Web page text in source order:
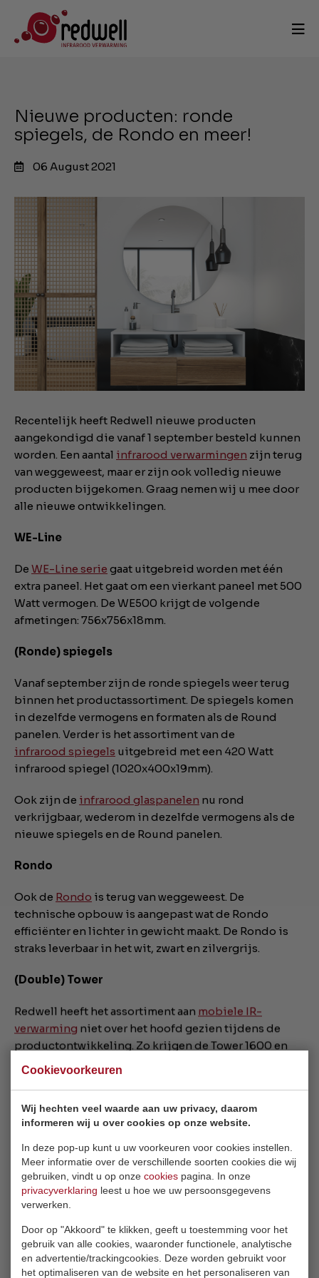
Cookievoorkeuren
Wij hechten veel waarde aan uw privacy, daarom
informeren wij u over cookies op onze website.
In deze pop-up kunt u uw voorkeuren voor cookies instellen.
Meer informatie over de verschillende soorten cookies die wij
gebruiken, vindt u op onze cookies pagina. In onze
privacyverklaring leest u hoe we uw persoonsgegevens
verwerken.
Door op "Akkoord" te klikken, geeft u toestemming voor het
gebruik van alle cookies, waaronder functionele, analytische
en advertentie/trackingcookies. Deze worden gebruikt voor
het optimaliseren van de website en het personaliseren van
Nieuwe producten: ronde
spiegels, de Rondo en meer!
06 August 2021
Recentelijk heeft Redwell nieuwe producten
aangekondigd die vanaf 1 september besteld kunnen
worden. Een aantal infrarood verwarmingen zijn terug
van weggeweest, maar er zijn ook volledig nieuwe
producten bijgekomen. Graag nemen wij u mee door
alle nieuwe ontwikkelingen.
WE-Line
De WE-Line serie gaat uitgebreid worden met één
extra paneel. Het gaat om een vierkant paneel met 500
Watt vermogen. De WE500 krijgt de volgende
afmetingen: 756x756x18mm.
(Ronde) spiegels
Vanaf september zijn de ronde spiegels weer terug
binnen het productassortiment. De spiegels komen
in dezelfde vermogens en formaten als de Round
panelen. Verder is het assortiment van de
infrarood spiegels uitgebreid met een 420 Watt
infrarood spiegel (1020x400x19mm).
Ook zijn de infrarood glaspanelen nu rond
verkrijgbaar, wederom in dezelfde vermogens als de
nieuwe spiegels en de Round panelen.
Rondo
Ook de Rondo is terug van weggeweest. De
technische opbouw is aangepast wat de Rondo
efficiënter en lichter in gewicht maakt. De Rondo is
straks leverbaar in het wit, zwart en zilvergrijs.
(Double) Tower
Redwell heeft het assortiment aan mobiele IR-
verwarming niet over het hoofd gezien tijdens de
productontwikkeling. Zo krijgen de Tower 1600 en
Tower 1200 een kleinere variant met 600 Watt
de naam ‘Double Tower’ en verklapt zijn afmetingen
aan de hand van zijn naam. Hij is even breed als twee
Towers en even hoog als de Tower 1200 (1086mm).
Deze krachtige IR-verwarming (1.700 Watt vermogen)
zal een uitkomst zijn voor het lokaal verwarmen van
werkplaatsen, garages of grote (woon)ruimtes.
De Cube verdwijnt
Naast de verschillende uitbreidingen van het